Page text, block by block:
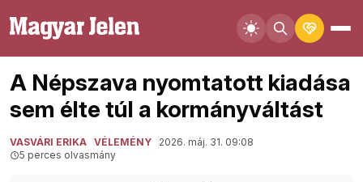
A Népszava nyomtatott kiadása
sem élte túl a kormányváltást
VASVÁRI ERIKA VÉLEMÉNY
2026. máj. 31. 09:08
5 perces olvasmány